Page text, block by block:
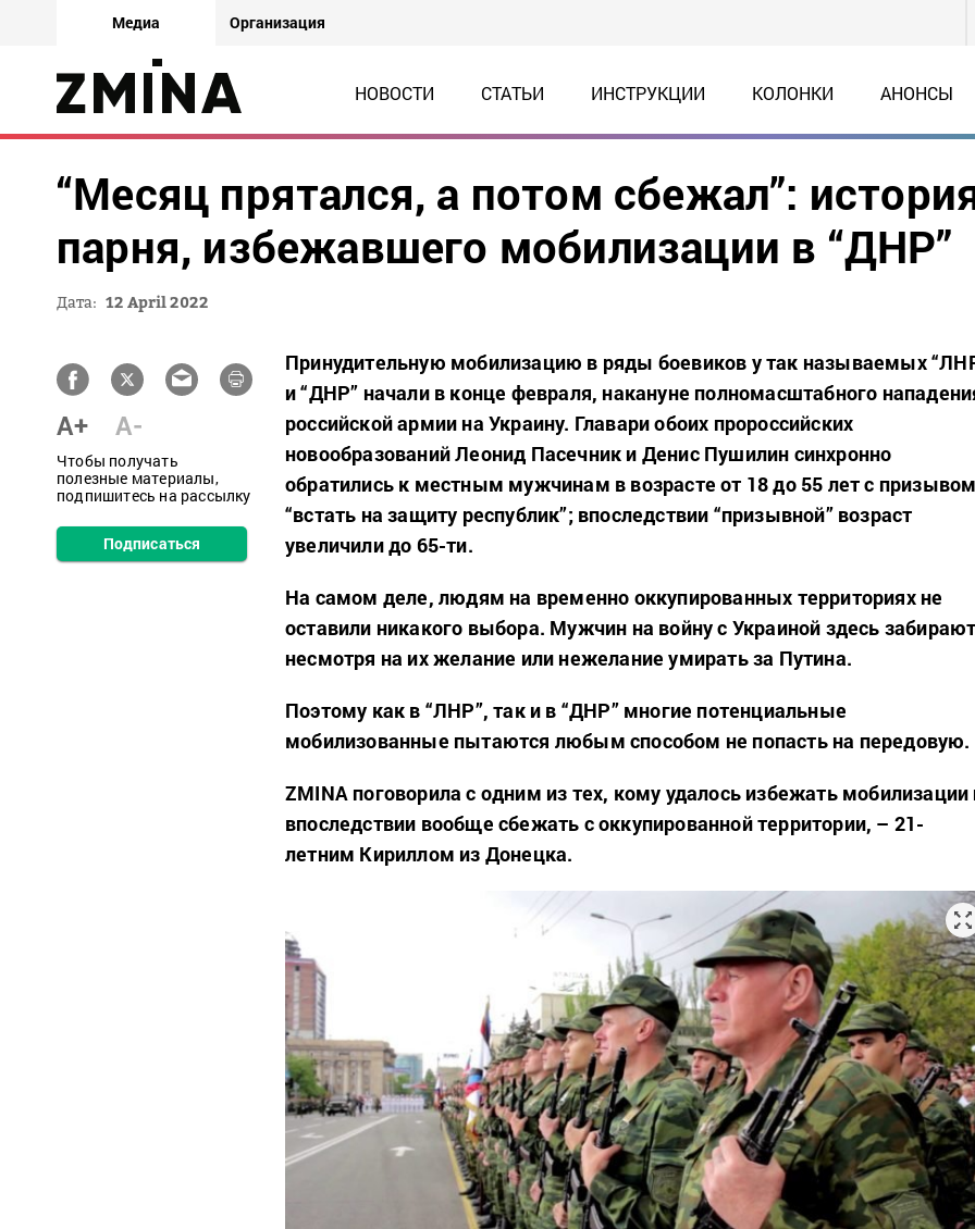
Медиа Организация
НОВОСТИ СТАТЬИ ИНСТРУКЦИИ КОЛОНКИ АНОНСЫ
“Месяц прятался, а потом сбежал”:
парня, избежавшего мобилизации в “ДНР”
Дата: 12 April 2022
A+ A-
Чтобы получать
полезные материалы,
подпишитесь на рассылку
Подписаться
Принудительную мобилизацию в ряды боевиков у так называемых
и “ДНР” начали в конце февраля, накануне полномасштабного
российской армии на Украину. Главари обоих пророссийских
новообразований Леонид Пасечник и Денис Пушилин синхронно
обратились к местным мужчинам в возрасте от 18 до 55 лет с призывом
“встать на защиту республик”; впоследствии “призывной” возраст
увеличили до 65-ти.
На самом деле, людям на временно оккупированных территориях не
оставили никакого выбора. Мужчин на войну с Украиной здесь
несмотря на их желание или нежелание умирать за Путина.
Поэтому как в “ЛНР”, так и в “ДНР” многие потенциальные
мобилизованные пытаются любым способом не попасть на передовую.
ZMINA поговорила с одним из тех, кому удалось избежать мобилизации
впоследствии вообще сбежать с оккупированной территории, – 21-
летним Кириллом из Донецка.